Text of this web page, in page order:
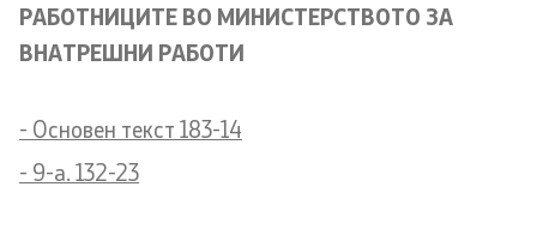
РАБОТНИЦИТЕ ВО МИНИСТЕРСТВОТО ЗА
ВНАТРЕШНИ РАБОТИ
- Основен текст 183-14
- 9-a. 132-23